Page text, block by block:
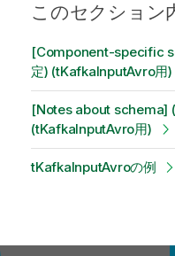
このセクション
[Component-specific
定) (tKafkaInputAvro用)
[Notes about schema]
(tKafkaInputAvro用)
tKafkaInputAvroの例